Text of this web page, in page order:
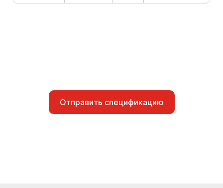
Отправить спецификацию